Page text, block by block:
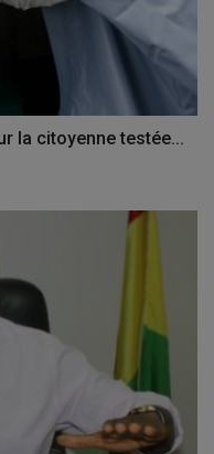
la citoyenne testée...